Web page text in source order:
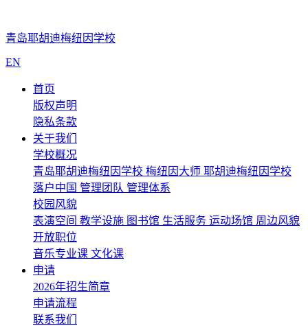
青岛耶胡迪梅纽因学校
EN
首页
版权声明
隐私条款
关于我们
学校概况
青岛耶胡迪梅纽因学校 梅纽因大师 耶胡迪梅纽因学校
落户中国 管理团队 管理体系
校园风貌
表演空间 教学设施 图书馆 生活服务 运动场馆 周边风貌
开放职位
音乐专业课 文化课
申请
2026年招生简章
申请流程
联系我们